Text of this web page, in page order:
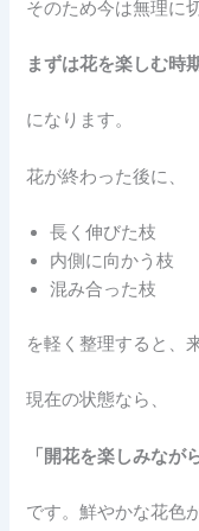
そのため今は無理に
まずは花を楽しむ時
になります。
花が終わった後に、
長く伸びた枝
内側に向かう枝
混み合った枝
を軽く整理すると、
現在の状態なら、
「開花を楽しみなが
です。鮮やかな花色